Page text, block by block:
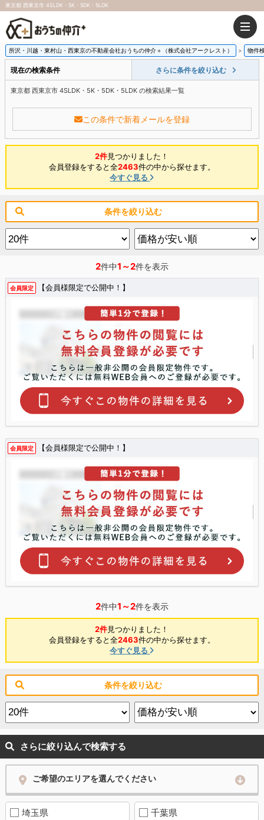
東京都 西東京市 4SLDK・5K・5DK・5LDK
所沢・川越・東村山・西東京の不動産会社おうちの仲介＋（株式会社アークレスト） 物件
現在の検索条件 さらに条件を絞り込む
東京都 西東京市 4SLDK・5K・5DK・5LDK の検索結果一覧
この条件で新着メールを登録
2件見つかりました！
会員登録をすると全2463件の中から探せます。
今すぐ見る
条件を絞り込む
2件中1～2件を表示
会員限定 【会員様限定で公開中！】
会員限定 【会員様限定で公開中！】
2件中1～2件を表示
2件見つかりました！
会員登録をすると全2463件の中から探せます。
今すぐ見る
条件を絞り込む
さらに絞り込んで検索する
ご希望のエリアを選んでください
埼玉県 千葉県